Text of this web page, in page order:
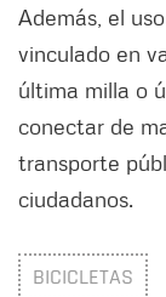
Además, el
vinculado en
última milla o
conectar de
transporte
ciudadanos.
BICICLETAS